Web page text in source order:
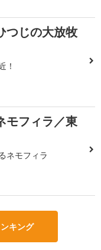
じの大放牧
！
モフィラ／東
ネモフィラ
キング